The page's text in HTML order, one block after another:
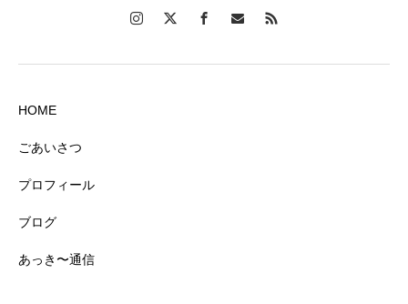
HOME
ごあいさつ
プロフィール
ブログ
あっき〜通信